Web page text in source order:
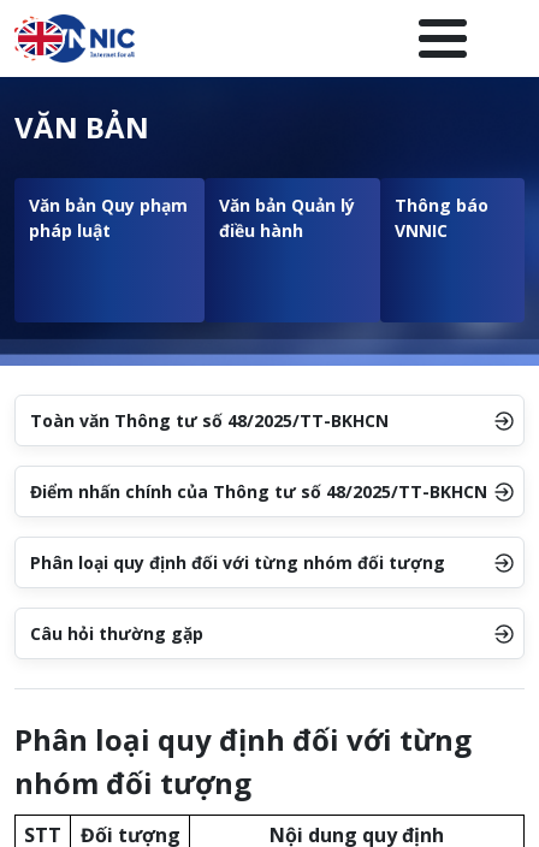
Nhảy đến nội dung
Menuheader của website
VĂN BẢN
Văn bản Quy phạm
pháp luật
Văn bản Quản lý
điều hành
Thông báo
VNNIC
Toàn văn Thông tư số 48/2025/TT-BKHCN
Điểm nhấn chính của Thông tư số 48/2025/TT-BKHCN
Phân loại quy định đối với từng nhóm đối tượng
Câu hỏi thường gặp
Phân loại quy định đối với từng
nhóm đối tượng
STT
Đối tượng
Nội dung quy định